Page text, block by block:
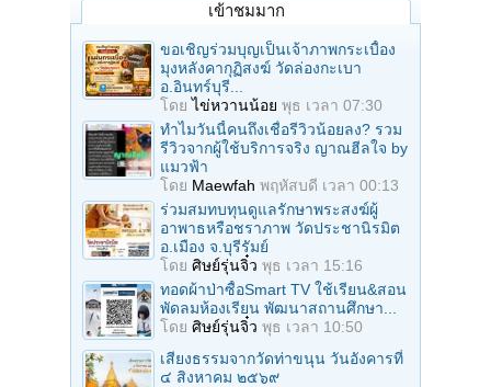
เข้าชมมาก
ขอเชิญร่วมบุญเป็นเจ้าภาพกระเบื้อง
มุงหลังคากุฏิสงฆ์ วัดล่องกะเบา
อ.อินทร์บุรี...
โดยไข่หวานน้อย พุธ เวลา 07:30
ทำไมวันนี้คนถึงเชื่อรีวิวน้อยลง? รวม
รีวิวจากผู้ใช้บริการจริง ญาณฮีลใจ by
แมวฟ้า
โดย Maewfah พฤหัสบดี เวลา 00:13
ร่วมสมทบทุนดูแลรักษาพระสงฆ์ผู้
อาพาธหรือชราภาพ วัดประชานิรมิต
อ.เมือง จ.บุรีรัมย์
โดย ศิษย์รุ่นจิ๋ว พุธ เวลา 15:16
ทอดผ้าป่าซื้อSmart TV ใช้เรียน&สอน
พัดลมห้องเรียน พัฒนาสถานศึกษา...
โดย ศิษย์รุ่นจิ๋ว พุธ เวลา 10:50
เสียงธรรมจากวัดท่าขนุน วันอังคารที่
๔ สิงหาคม ๒๕๖๙